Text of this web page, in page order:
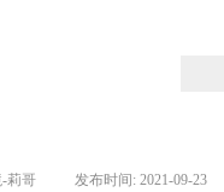
莉哥 发布时间: 2021-09-23